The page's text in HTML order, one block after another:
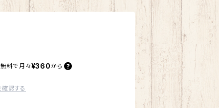
料で 月々¥360 から
認する